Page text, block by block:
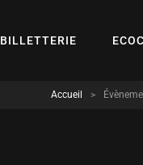
BILLETTERIE
Accueil >